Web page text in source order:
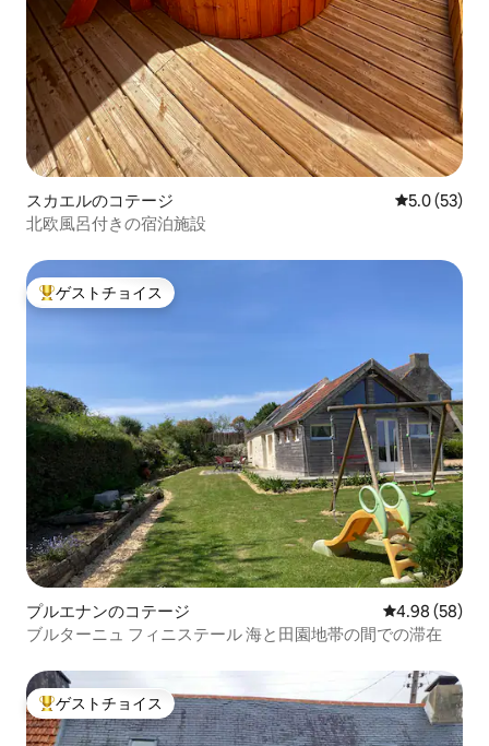
スカエルのコテージ レビュー53
5.0 (53)
北欧風呂付きの宿泊施設
大好評のゲストチョイスです。
ゲストチョイス
プルエナンのコテージ レビュー58
4.98 (58)
ブルターニュ フィニステール 海と田園地帯の間での滞在
大好評のゲストチョイスです。
ゲストチョイス